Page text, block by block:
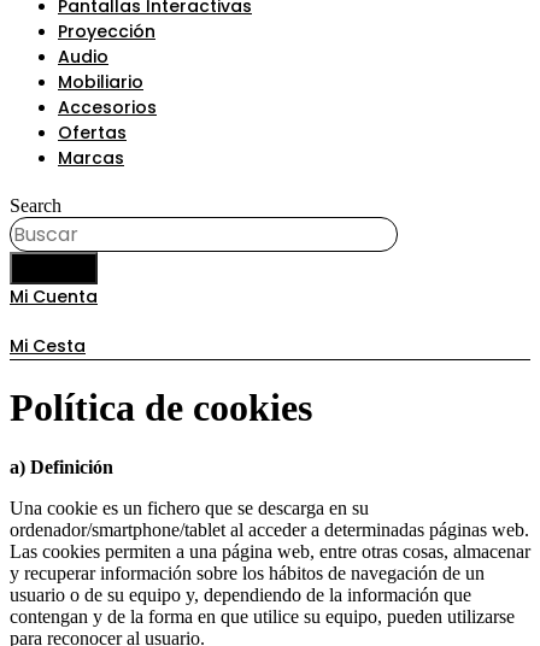
Pantallas Interactivas
Proyección
Audio
Mobiliario
Accesorios
Ofertas
Marcas
Search
Mi Cuenta
Mi Cesta
Política de cookies
a) Definición
Una cookie es un fichero que se descarga en su
ordenador/smartphone/tablet al acceder a determinadas páginas web.
Las cookies permiten a una página web, entre otras cosas, almacenar
y recuperar información sobre los hábitos de navegación de un
usuario o de su equipo y, dependiendo de la información que
contengan y de la forma en que utilice su equipo, pueden utilizarse
para reconocer al usuario.